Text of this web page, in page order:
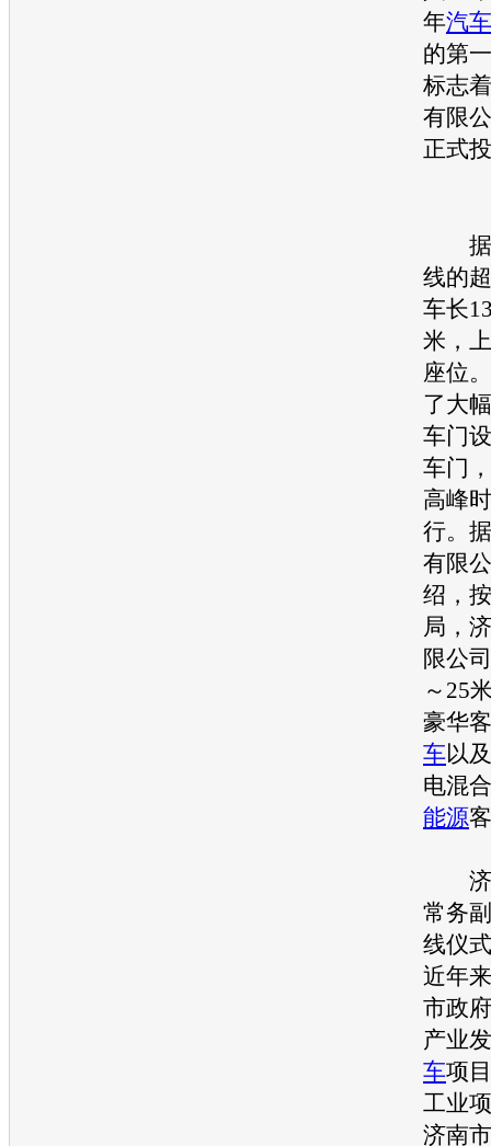
年汽车
的第
标志
有限
正式
据
线的
车长
米，
座位
了大
车门
车门
高峰
行。
有限
绍，
局，
限公
～25
豪华
车以
电混
能源
济
常务
线仪
近年
市政
产业
车项
工业
济南市